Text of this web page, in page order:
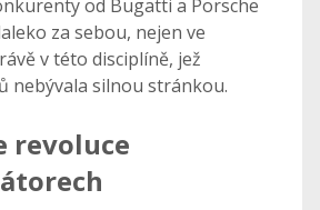
od Bugatti a Porsche
za sebou, nejen ve
v této disciplíně, jež
nebývala silnou stránkou.
revoluce